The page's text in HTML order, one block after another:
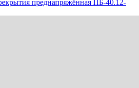
преднапряжённая ПБ-40.12-